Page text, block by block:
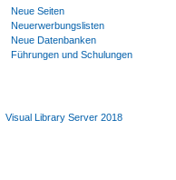
Neue Seiten
Neuerwerbungslisten
Neue Datenbanken
Führungen und Schulungen
Visual Library Server 2018